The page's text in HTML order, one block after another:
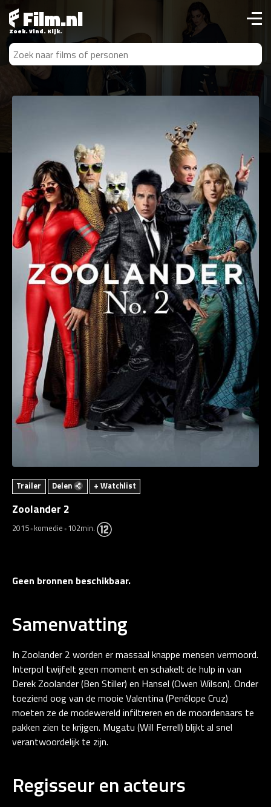
Film.nl
Zoek. Vind. Kijk.
Trailer Delen + Watchlist
Zoolander 2
2015 komedie 102min.
Geen bronnen beschikbaar.
Samenvatting
In Zoolander 2 worden er massaal knappe mensen vermoord.
Interpol twijfelt geen moment en schakelt de hulp in van
Derek Zoolander (Ben Stiller) en Hansel (Owen Wilson). Onder
toeziend oog van de mooie Valentina (Penélope Cruz)
moeten ze de modewereld infiltreren en de moordenaars te
pakken zien te krijgen. Mugatu (Will Ferrell) blijkt al snel
verantwoordelijk te zijn.
Regisseur en acteurs